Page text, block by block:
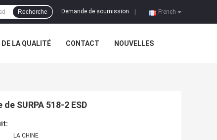
French
Demande de soumission
Recherche
LA QUALITÉ CONTACT NOUVELLES
SURPA 518-2 ESD
LA CHINE